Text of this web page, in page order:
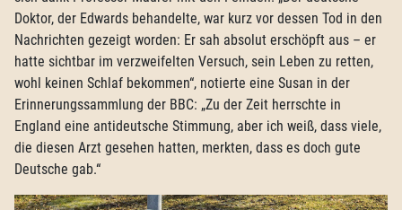
Doktor, der Edwards behandelte, war kurz vor dessen Tod in den
Nachrichten gezeigt worden: Er sah absolut erschöpft aus – er
hatte sichtbar im verzweifelten Versuch, sein Leben zu retten,
wohl keinen Schlaf bekommen“, notierte eine Susan in der
Erinnerungssammlung der BBC: „Zu der Zeit herrschte in
England eine antideutsche Stimmung, aber ich weiß, dass viele,
die diesen Arzt gesehen hatten, merkten, dass es doch gute
Deutsche gab.“